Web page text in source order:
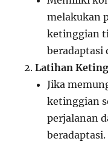
melakukan
ketinggian
beradaptasi
Latihan
Jika
ketinggian
perjalanan
beradaptasi.